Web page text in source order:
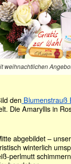
weihnachtlichen
den Blumenstrauß
Die Amaryllis in
abgebildet – unser
winterlich
perlmutt